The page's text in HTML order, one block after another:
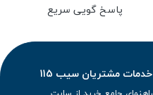
پاسخ گویی سریع
خدمات مشتریان سیب 115